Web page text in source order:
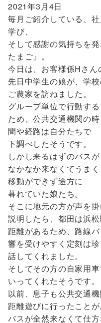
2021年3月4日
毎月ご紹介している、
学び、
そして感謝の気持ちを
たまご』。
今日は、お客様係Hさ
先日中学生の娘が、学
ご農家を訪ねました。
グループ単位で行動する
ため、公共交通機関の時
間や経路は自分たちで
下調べしたそうです。
しかし来るはずのバスが
なかなか来なくてうまく
移動ができず途方に
暮れていた娘たち。
そこに地元の方が声を
説明したら、都田は浜
距離があるため、路線
響を受けやすく定刻は珍
話してくれました。
そしてその方の自家用
いってくれたそうです。
以前、息子も公共交通
距離遊びに行ったことが
バスが全然来なくて仕